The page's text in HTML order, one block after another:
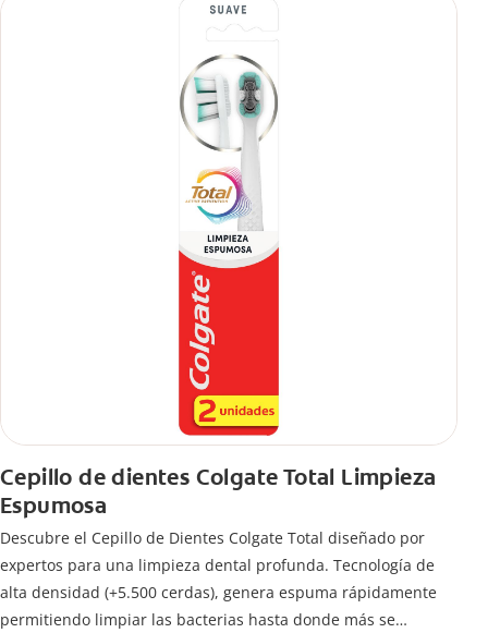
Cepillo de dientes Colgate Total Limpieza
Espumosa
Descubre el Cepillo de Dientes Colgate Total diseñado por
expertos para una limpieza dental profunda. Tecnología de
alta densidad (+5.500 cerdas), genera espuma rápidamente
permitiendo limpiar las bacterias hasta donde más se